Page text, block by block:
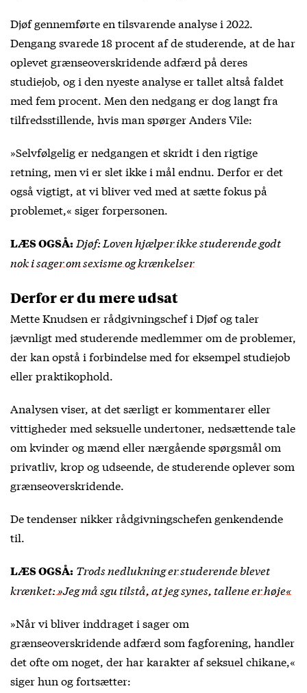
Djøf gennemførte en tilsvarende analyse i 2022.
Dengang svarede 18 procent af de studerende, at de har
oplevet grænseoverskridende adfærd på deres
studiejob, og i den nyeste analyse er tallet altså faldet
med fem procent. Men den nedgang er dog langt fra
tilfredsstillende, hvis man spørger Anders Vile:
»Selvfølgelig er nedgangen et skridt i den rigtige
retning, men vi er slet ikke i mål endnu. Derfor er det
også vigtigt, at vi bliver ved med at sætte fokus på
problemet,« siger forpersonen.
LÆS OGSÅ: Djøf: Loven hjælper ikke studerende godt
nok i sager om sexisme og krænkelser
Derfor er du mere udsat
Mette Knudsen er rådgivningschef i Djøf og taler
jævnligt med studerende medlemmer om de problemer,
der kan opstå i forbindelse med for eksempel studiejob
eller praktikophold.
Analysen viser, at det særligt er kommentarer eller
vittigheder med seksuelle undertoner, nedsættende tale
om kvinder og mænd eller nærgående spørgsmål om
privatliv, krop og udseende, de studerende oplever som
grænseoverskridende.
De tendenser nikker rådgivningschefen genkendende
til.
LÆS OGSÅ: Trods nedlukning er studerende blevet
krænket: »Jeg må sgu tilstå, at jeg synes, tallene er høje«
»Når vi bliver inddraget i sager om
grænseoverskridende adfærd som fagforening, handler
det ofte om noget, der har karakter af seksuel chikane,«
siger hun og fortsætter: